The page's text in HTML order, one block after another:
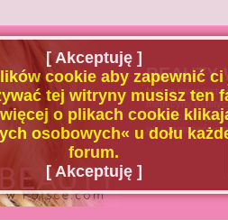
BEAUTY
Naszą misją jest
medycyny
i ograniczeń tych
jak i zagrożeń
[ Akceptuję ]
cookie aby zapewnić ci
tej witryny musisz ten
o plikach cookie
osobowych« u dołu
forum.
[ Akceptuję ]